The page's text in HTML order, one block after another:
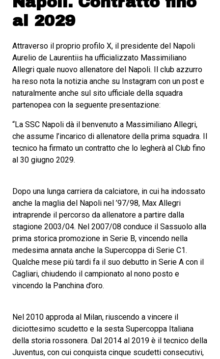
al 2029
Attraverso il proprio profilo X, il presidente del Napoli
Aurelio de Laurentiis ha ufficializzato Massimiliano
Allegri quale nuovo allenatore del Napoli. Il club azzurro
ha reso nota la notizia anche su Instagram con un post e
naturalmente anche sul sito ufficiale della squadra
partenopea con la seguente presentazione:
“La SSC Napoli dà il benvenuto a Massimiliano Allegri,
che assume l’incarico di allenatore della prima squadra. Il
tecnico ha firmato un contratto che lo legherà al Club fino
al 30 giugno 2029.
Dopo una lunga carriera da calciatore, in cui ha indossato
anche la maglia del Napoli nel ’97/98, Max Allegri
intraprende il percorso da allenatore a partire dalla
stagione 2003/04. Nel 2007/08 conduce il Sassuolo alla
prima storica promozione in Serie B, vincendo nella
medesima annata anche la Supercoppa di Serie C1.
Qualche mese più tardi fa il suo debutto in Serie A con il
Cagliari, chiudendo il campionato al nono posto e
vincendo la Panchina d’oro.
Nel 2010 approda al Milan, riuscendo a vincere il
diciottesimo scudetto e la sesta Supercoppa Italiana
della storia rossonera. Dal 2014 al 2019 è il tecnico della
Juventus, con cui conquista cinque scudetti consecutivi,